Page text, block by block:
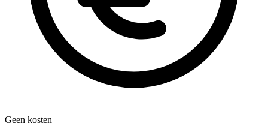
Geen kosten